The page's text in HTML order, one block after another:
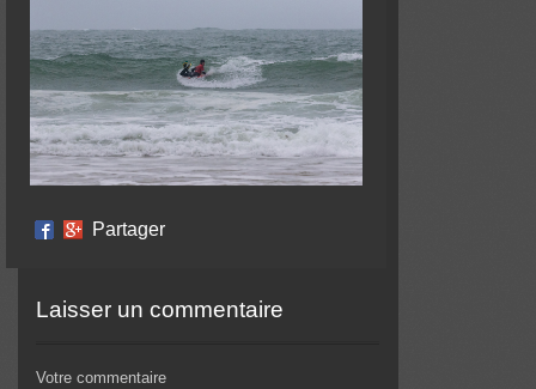
Partager
Laisser un commentaire
Votre commentaire